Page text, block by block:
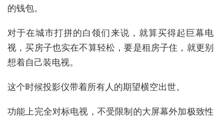
的钱包。
对于在城市打拼的白领们来说，就算买得起巨幕电
视，买房子也实在不算轻松，要是租房子住，就更别
想着自己装电视。
这个时候投影仪带着所有人的期望横空出世。
功能上完全对标电视，不受限制的大屏幕外加极致性